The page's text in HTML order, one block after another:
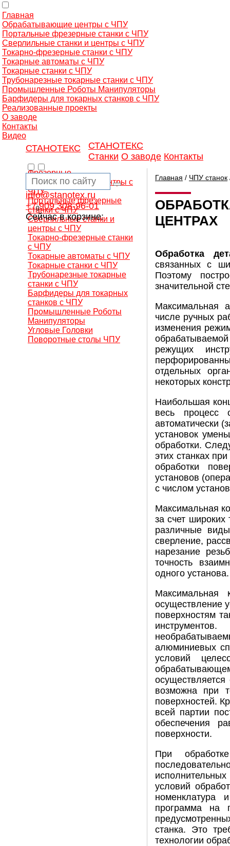
Главная
Обрабатывающие центры с ЧПУ
Портальные фрезерные станки с ЧПУ
Сверлильные станки и центры с ЧПУ
Токарно-фрезерные станки с ЧПУ
Токарные автоматы с ЧПУ
Токарные станки с ЧПУ
Трубонарезные токарные станки с ЧПУ
Промышленные Роботы Манипуляторы
Барфидеры для токарных станков с ЧПУ
Реализованные проекты
О заводе
Контакты
Видео
СТАНОТЕКС
СТАНОТЕКС
Станки О заводе Контакты
info@stanotex.ru
+7 909 308-96-01
Сейчас в корзине:
0
Фрезерные
обрабатывающие центры с
ЧПУ
Портальные фрезерные
станки с ЧПУ
Сверлильные станки и
центры с ЧПУ
Токарно-фрезерные станки
с ЧПУ
Токарные автоматы с ЧПУ
Токарные станки с ЧПУ
Трубонарезные токарные
станки с ЧПУ
Барфидеры для токарных
станков с ЧПУ
Промышленные Роботы
Манипуляторы
Угловые Головки
Поворотные столы ЧПУ
Главная / ЧПУ станок
ЦЕНТРАХ
Обработка
связанных с
Поэтому
значительной
Максимальная
числе ручных
изменения
режущих
отдельных
некоторых
Наибольшая
весь процесс
автоматически
установок
обработки.
этих станках
обработки
установов
с числом
Максимальная
за счет широких
различные
сверление,
нарезание
точность
одного установа.
Максимальная
осуществление
поверхностям
алюминиевых
условий
возможна при
поверхностей.
всей партии
обеспечения
поверхности.
При
условий
номенклатура
программа на
станка. Это
технологии